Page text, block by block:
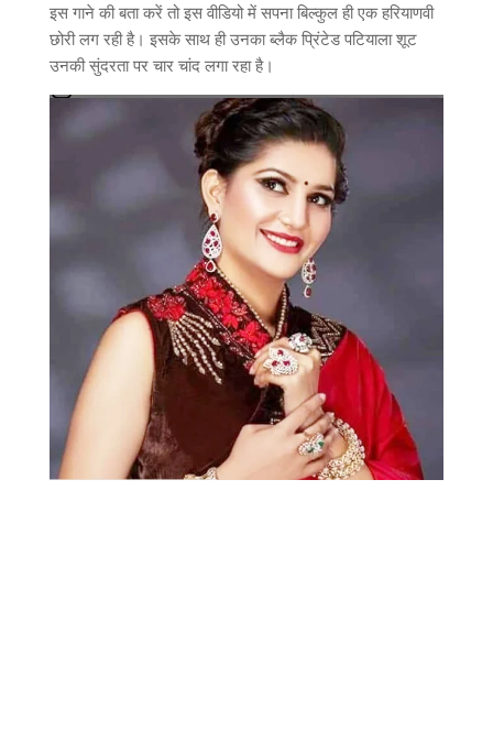
इस गाने की बता करें तो इस वीडियो में सपना बिल्कुल ही एक हरियाणवी
छोरी लग रही है। इसके साथ ही उनका ब्लैक प्रिंटेड पटियाला शूट
उनकी सुंदरता पर चार चांद लगा रहा है।